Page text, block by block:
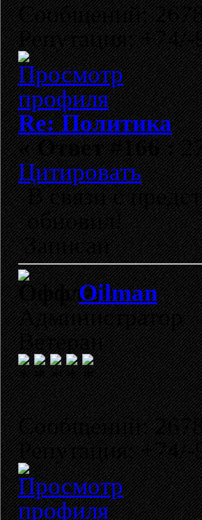
Сообщений:
Репутация: +74/-
Re: Политика
«Ответ #166 :
Цитировать
В связи с
обновил!
Записан
Oilman
Администратор
Ветеран
Сообщений:
Репутация: +74/-